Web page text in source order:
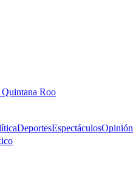
Roo
DeportesEspectáculosOpinión